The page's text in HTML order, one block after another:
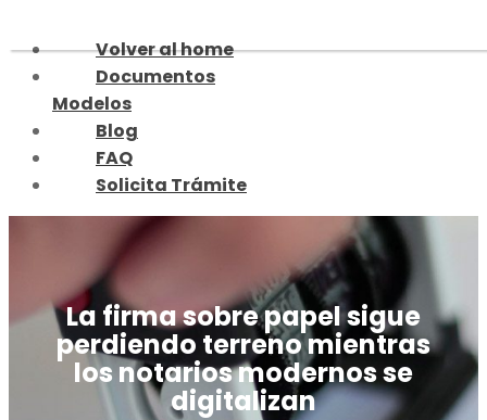
to
content
Volver al home
Documentos
Modelos
Blog
FAQ
Solicita Trámite
La firma sobre papel sigue
perdiendo terreno mientras
los notarios modernos se
digitalizan